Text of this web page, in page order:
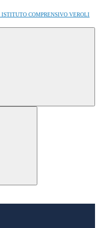
ISTITUTO COMPRENSIVO VEROLI